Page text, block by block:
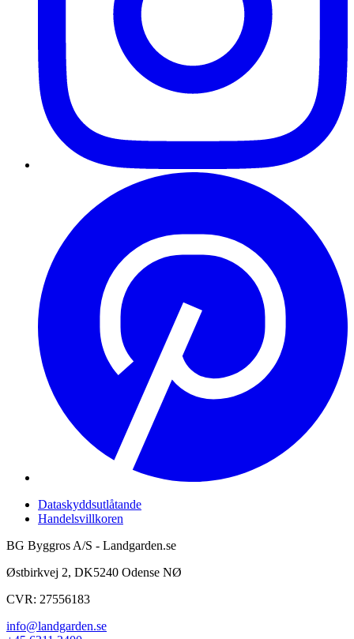
Dataskyddsutlåtande
Handelsvillkoren
BG Byggros A/S - Landgarden.se
Østbirkvej 2, DK5240 Odense NØ
CVR: 27556183
info@landgarden.se